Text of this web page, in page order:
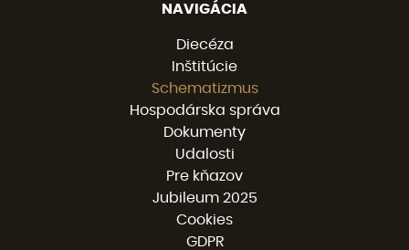
NAVIGÁCIA
Diecéza
Inštitúcie
Schematizmus
Hospodárska správa
Dokumenty
Udalosti
Pre kňazov
Jubileum 2025
Cookies
GDPR